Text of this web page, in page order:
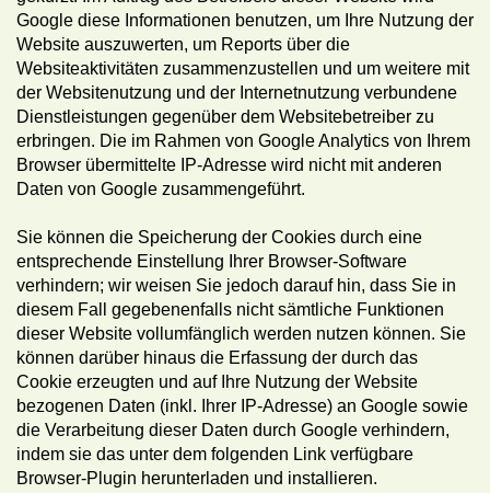
Google diese Informationen benutzen, um Ihre Nutzung der
Website auszuwerten, um Reports über die
Websiteaktivitäten zusammenzustellen und um weitere mit
der Websitenutzung und der Internetnutzung verbundene
Dienstleistungen gegenüber dem Websitebetreiber zu
erbringen. Die im Rahmen von Google Analytics von Ihrem
Browser übermittelte IP-Adresse wird nicht mit anderen
Daten von Google zusammengeführt.
Sie können die Speicherung der Cookies durch eine
entsprechende Einstellung Ihrer Browser-Software
verhindern; wir weisen Sie jedoch darauf hin, dass Sie in
diesem Fall gegebenenfalls nicht sämtliche Funktionen
dieser Website vollumfänglich werden nutzen können. Sie
können darüber hinaus die Erfassung der durch das
Cookie erzeugten und auf Ihre Nutzung der Website
bezogenen Daten (inkl. Ihrer IP-Adresse) an Google sowie
die Verarbeitung dieser Daten durch Google verhindern,
indem sie das unter dem folgenden Link verfügbare
Browser-Plugin herunterladen und installieren.